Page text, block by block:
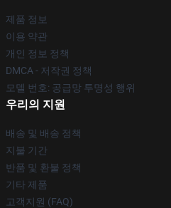
제품 정보
이용 약관
개인 정보 정책
DMCA - 저작권 정책
모델 번호: 공급망 투명성 행위
우리의 지원
배송 및 배송 정책
지불 기간
반품 및 환불 정책
기타 제품
고객지원 (FAQ)